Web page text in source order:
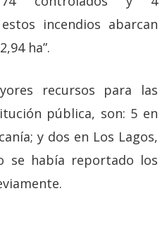
incendios abarcan
ha”.
recursos para las
pública, son: 5 en
y dos en Los Lagos,
se había reportado los